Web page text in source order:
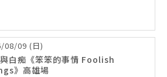
08/09 (日)
白痴《笨笨的事情 Foolish
》高雄場